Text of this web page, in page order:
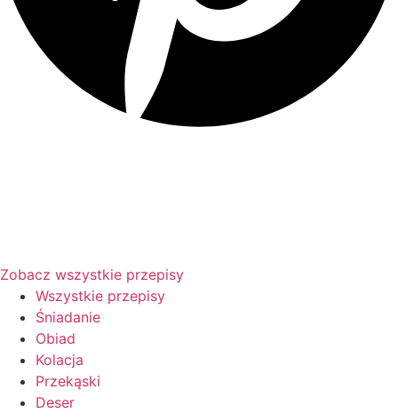
Zobacz wszystkie przepisy
Wszystkie przepisy
Śniadanie
Obiad
Kolacja
Przekąski
Deser